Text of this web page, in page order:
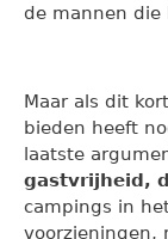
de mannen die
Maar als dit
bieden heeft
laatste
gastvrijheid,
campings in
voorzieningen,